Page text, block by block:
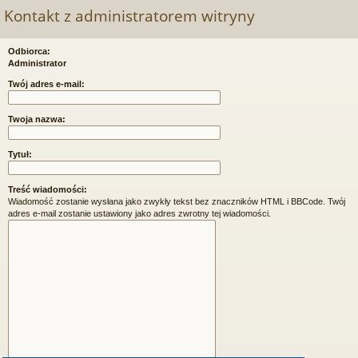
Kontakt z administratorem witryny
Odbiorca:
Administrator
Twój adres e-mail:
Twoja nazwa:
Tytuł:
Treść wiadomości:
Wiadomość zostanie wysłana jako zwykły tekst bez znaczników HTML i BBCode. Twój
adres e-mail zostanie ustawiony jako adres zwrotny tej wiadomości.